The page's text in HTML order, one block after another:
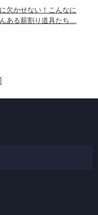
欠かせない！こんなに
ある薪割り道具たち…